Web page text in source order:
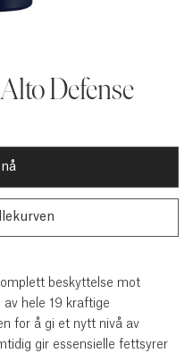
Defense
beskyttelse mot
av hele 19 kraftige
for å gi et nytt nivå av
gir essensielle fettsyrer